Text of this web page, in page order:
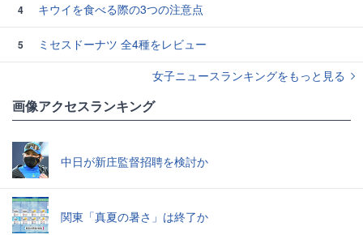
4 キウイを食べる際の3つの注意点
5
ミセスドーナツ 全4種をレビュー
女子ニュースランキングをもっと見る
画像アクセスランキング
中日が新庄監督招聘を検討か
関東「真夏の暑さ」は終了か